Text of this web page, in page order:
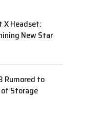
X Headset:
New Star
Rumored to
of Storage